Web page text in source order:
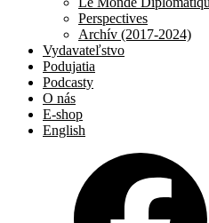
Perspectives
Archív (2017-2024)
Vydavateľstvo
Podujatia
Podcasty
O nás
E-shop
English